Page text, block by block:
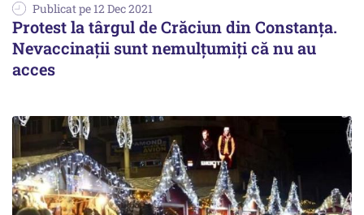
Publicat pe 12 Dec 2021
Protest la târgul de Crăciun din Constanța.
Nevaccinații sunt nemulțumiți că nu au
acces